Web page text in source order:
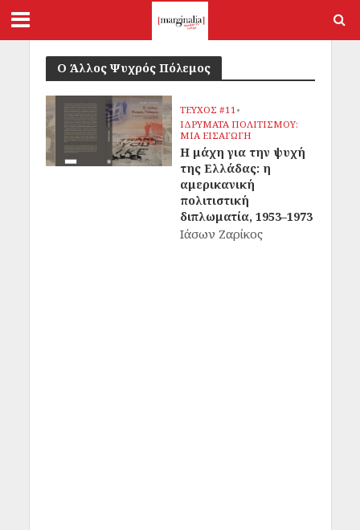
Ο Άλλος Ψυχρός Πόλεμος
ΤΕΥΧΟΣ #11•
ΙΔΡΥΜΑΤΑ ΠΟΛΙΤΙΣΜΟΥ:
ΜΙΑ ΕΙΣΑΓΩΓΗ
Η μάχη για την ψυχή
της Ελλάδας: η
αμερικανική
πολιτιστική
διπλωματία, 1953–1973
Ιάσων Ζαρίκος